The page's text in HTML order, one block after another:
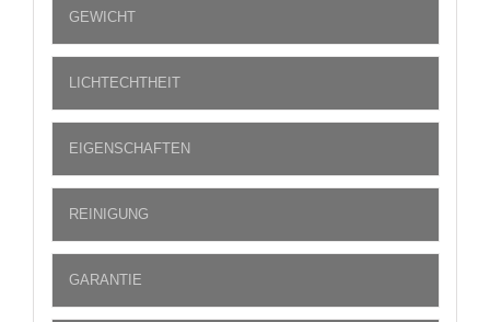
GEWICHT
LICHTECHTHEIT
EIGENSCHAFTEN
REINIGUNG
GARANTIE